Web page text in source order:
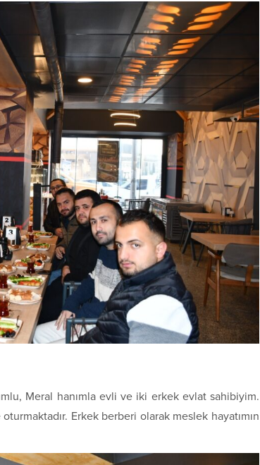
Meral hanımla evli ve iki erkek evlat sahibiyim.
Erkek berberi olarak meslek hayatımın